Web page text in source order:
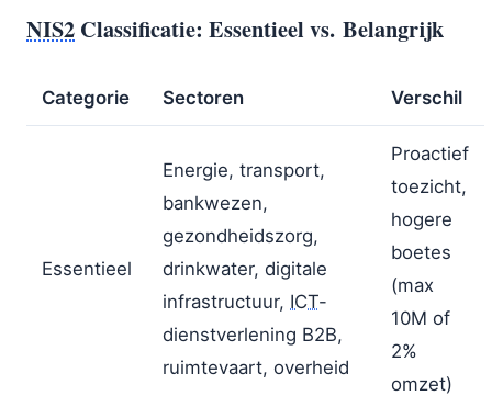
NIS2 Classificatie: Essentieel vs. Belangrijk
Categorie Sectoren Verschil
Essentieel
Energie, transport,
bankwezen,
gezondheidszorg,
drinkwater, digitale
infrastructuur, ICT-
dienstverlening B2B,
ruimtevaart, overheid
Proactief
toezicht,
hogere
boetes
(max
10M of
2%
omzet)